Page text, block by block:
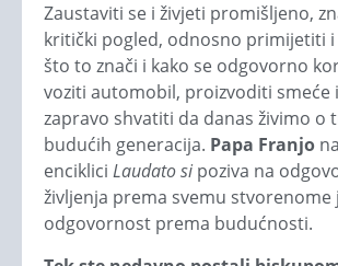
Zaustaviti se i živjeti promišljeno,
kritički pogled, odnosno primijetiti
što to znači i kako se odgovorno
voziti automobil, proizvoditi smeće
zapravo shvatiti da danas živimo o
budućih generacija. Papa Franjo
enciklici Laudato sipoziva na
življenja prema svemu stvorenome
odgovornost prema budućnosti.